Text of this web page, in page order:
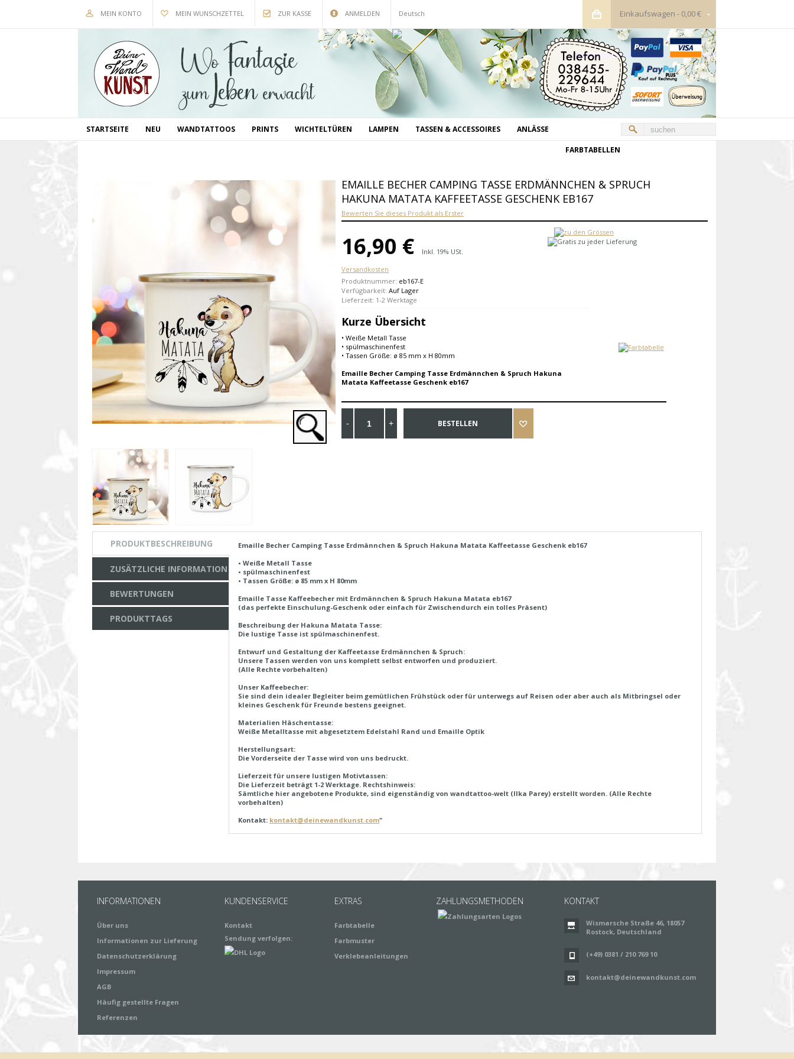
MEIN KONTO MEIN WUNSCHZETTEL ZUR KASSE ANMELDEN Deutsch Einkaufswagen - 0,00 €
STARTSEITE NEU WANDTATTOOS PRINTS WICHTELTÜREN LAMPEN TASSEN & ACCESSOIRES ANLÄSSE
FARBTABELLEN
EMAILLE BECHER CAMPING TASSE ERDMÄNNCHEN & SPRUCH
HAKUNA MATATA KAFFEETASSE GESCHENK EB167
Bewerten Sie dieses Produkt als Erster
16,90 €
Inkl. 19% USt.
Versandkosten
Produktnummer: eb167-E
Verfügbarkeit: Auf Lager
Lieferzeit: 1-2 Werktage
Kurze Übersicht
• Weiße Metall Tasse
• spülmaschinenfest
• Tassen Größe: ø 85 mm x H 80mm
Emaille Becher Camping Tasse Erdmännchen & Spruch Hakuna
Matata Kaffeetasse Geschenk eb167
BESTELLEN
PRODUKTBESCHREIBUNG
ZUSÄTZLICHE INFORMATION
BEWERTUNGEN
PRODUKTTAGS
Emaille Becher Camping Tasse Erdmännchen & Spruch Hakuna Matata Kaffeetasse Geschenk eb167
• Weiße Metall Tasse
• spülmaschinenfest
• Tassen Größe: ø 85 mm x H 80mm
Emaille Tasse Kaffeebecher mit Erdmännchen & Spruch Hakuna Matata eb167
(das perfekte Einschulung-Geschenk oder einfach für Zwischendurch ein tolles Präsent)
Beschreibung der Hakuna Matata Tasse:
Die lustige Tasse ist spülmaschinenfest.
Entwurf und Gestaltung der Kaffeetasse Erdmännchen & Spruch:
Unsere Tassen werden von uns komplett selbst entworfen und produziert.
(Alle Rechte vorbehalten)
Unser Kaffeebecher:
Sie sind dein idealer Begleiter beim gemütlichen Frühstück oder für unterwegs auf Reisen oder aber auch als Mitbringsel oder
kleines Geschenk für Freunde bestens geeignet.
Materialien Häschentasse:
Weiße Metalltasse mit abgesetztem Edelstahl Rand und Emaille Optik
Herstellungsart:
Die Vorderseite der Tasse wird von uns bedruckt.
Lieferzeit für unsere lustigen Motivtassen:
Die Lieferzeit beträgt 1-2 Werktage. Rechtshinweis:
Sämtliche hier angebotene Produkte, sind eigenständig von wandtattoo-welt (Ilka Parey) erstellt worden. (Alle Rechte
vorbehalten)
Kontakt: kontakt@deinewandkunst.com"
INFORMATIONEN
Über uns
Informationen zur Lieferung
Datenschutzerklärung
Impressum
AGB
Häufig gestellte Fragen
Referenzen
KUNDENSERVICE
Kontakt
Sendung verfolgen:
EXTRAS
Farbtabelle
Farbmuster
Verklebeanleitungen
ZAHLUNGSMETHODEN KONTAKT
Wismarsche Straße 46, 18057
Rostock, Deutschland
(+49) 0381 / 210 769 10
kontakt@deinewandkunst.com